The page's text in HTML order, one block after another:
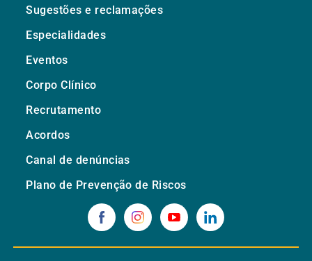
Sugestões e reclamações
Especialidades
Eventos
Corpo Clínico
Recrutamento
Acordos
Canal de denúncias
Plano de Prevenção de Riscos